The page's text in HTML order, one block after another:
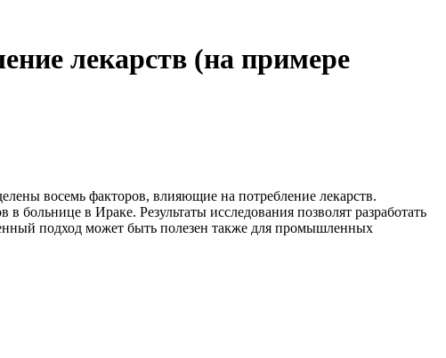
лекарств (на примере
восемь факторов, влияющие на потребление лекарств.
больнице в Ираке. Результаты исследования позволят разработать
подход может быть полезен также для промышленных